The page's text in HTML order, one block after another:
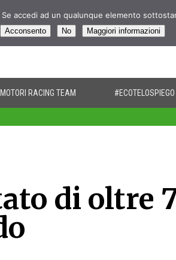
RACING TEAM #ECOTELOSPIEGO
di oltre
accedi ad un qualunque elemento
Acconsento No Maggiori informazioni